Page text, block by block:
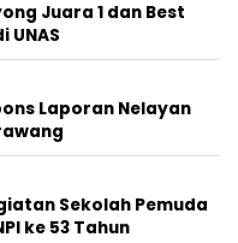
Juara 1 dan Best
UNAS
Laporan Nelayan
Sekolah Pemuda
ke 53 Tahun